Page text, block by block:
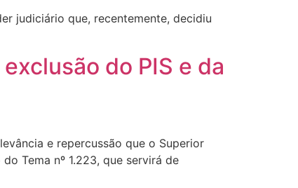
judiciário que, recentemente, decidiu
do PIS e da
e repercussão que o Superior
Tema nº 1.223, que servirá de